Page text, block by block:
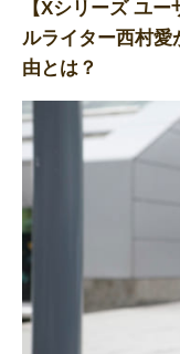
【Xシリーズ ユ
ルライター西村愛
由とは？